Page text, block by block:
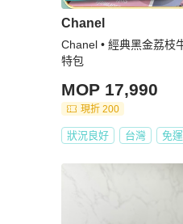
Chanel
Chanel • 經典黑金荔枝
特包
MOP 17,990
現折 200
狀況良好 台灣 免運